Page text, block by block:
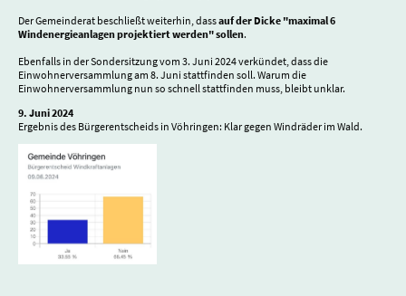
Der Gemeinderat beschließt weiterhin, dassauf der Dicke "maximal 6
Windenergieanlagen projektiert werden" sollen.
Ebenfalls in der Sondersitzung vom 3. Juni 2024 verkündet, dass die
Einwohnerversammlung am 8. Juni stattfinden soll. Warum die
Einwohnerversammlung nun so schnell stattfinden muss, bleibt unklar.
9. Juni 2024
Ergebnis des Bürgerentscheids in Vöhringen: Klar gegen Windräder im Wald.